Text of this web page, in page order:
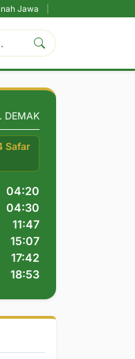
Pesantren Tetap Pendidikan
DEMAK
Safar
04:20
04:30
11:47
15:07
17:42
18:53